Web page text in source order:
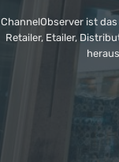
ChannelObserver ist
Retailer, Etailer,